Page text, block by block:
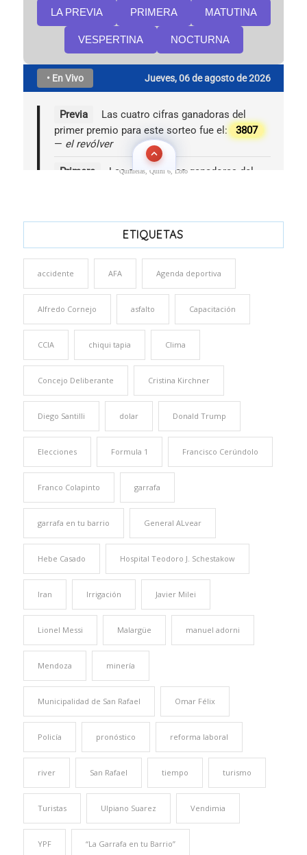
Quinielas, Quini 6, Loto
ETIQUETAS
accidente AFA Agenda deportiva
Alfredo Cornejo asfalto Capacitación
CCIA chiqui tapia Clima
Concejo Deliberante Cristina Kirchner
Diego Santilli dolar Donald Trump
Elecciones Formula 1 Francisco Cerúndolo
Franco Colapinto garrafa
garrafa en tu barrio General ALvear
Hebe Casado Hospital Teodoro J. Schestakow
Iran Irrigación Javier Milei
Lionel Messi Malargüe manuel adorni
Mendoza minería
Municipalidad de San Rafael Omar Félix
Policía pronóstico reforma laboral
river San Rafael tiempo turismo
Turistas Ulpiano Suarez Vendimia
YPF “La Garrafa en tu Barrio”